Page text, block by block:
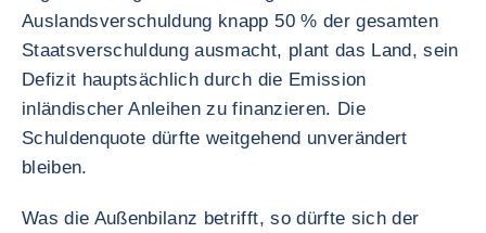
Auslandsverschuldung knapp 50 % der gesamten
Staatsverschuldung ausmacht, plant das Land, sein
Defizit hauptsächlich durch die Emission
inländischer Anleihen zu finanzieren. Die
Schuldenquote dürfte weitgehend unverändert
bleiben.
Was die Außenbilanz betrifft, so dürfte sich der